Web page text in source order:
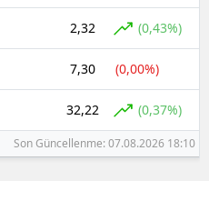
2,32 (0,43%)
7,30 (0,00%)
32,22 (0,37%)
Son Güncellenme: 07.08.2026 18:10